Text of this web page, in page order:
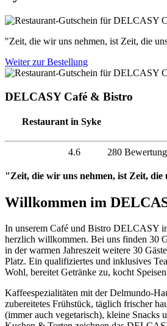
"Zeit, die wir uns nehmen, ist Zeit, die
Weiter zur Bestellung
DELCASY Café & Bistro
Restaurant in Syke
4.6 280
"Zeit, die wir uns nehmen, ist Zeit, die
Willkommen im
In unserem Café und Bistro DELCASY
herzlich willkommen. Bei uns finden 30
in der warmen Jahreszeit weitere 30
Platz. Ein qualifiziertes und inklusives
Wohl, bereitet Getränke zu, kocht
Kaffeespezialitäten mit der Delmundo-
zubereitetes Frühstück, täglich frischer
(immer auch vegetarisch), kleine Snacks